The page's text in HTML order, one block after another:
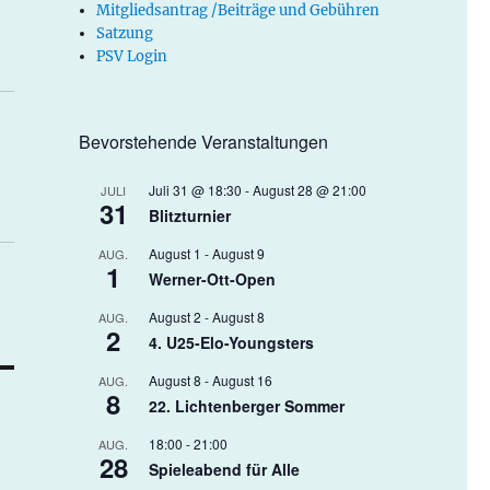
Mitgliedsantrag /Beiträge und Gebühren
Satzung
PSV Login
Bevorstehende Veranstaltungen
JULI
31
Juli 31 @ 18:30 -August 28 @ 21:00
Blitzturnier
AUG.
1
August 1 -August 9
Werner-Ott-Open
AUG.
2
August 2 -August 8
4. U25-Elo-Youngsters
AUG.
8
August 8 -August 16
22. Lichtenberger Sommer
AUG.
28
18:00 -21:00
Spieleabend für Alle